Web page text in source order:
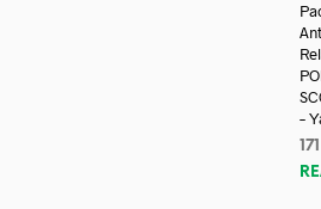
–
171